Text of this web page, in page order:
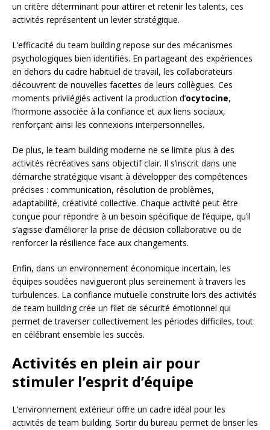
un critère déterminant pour attirer et retenir les talents, ces
activités représentent un levier stratégique.
L’efficacité du team building repose sur des mécanismes
psychologiques bien identifiés. En partageant des expériences
en dehors du cadre habituel de travail, les collaborateurs
découvrent de nouvelles facettes de leurs collègues. Ces
moments privilégiés activent la production d’ocytocine,
l’hormone associée à la confiance et aux liens sociaux,
renforçant ainsi les connexions interpersonnelles.
De plus, le team building moderne ne se limite plus à des
activités récréatives sans objectif clair. Il s’inscrit dans une
démarche stratégique visant à développer des compétences
précises : communication, résolution de problèmes,
adaptabilité, créativité collective. Chaque activité peut être
conçue pour répondre à un besoin spécifique de l’équipe, qu’il
s’agisse d’améliorer la prise de décision collaborative ou de
renforcer la résilience face aux changements.
Enfin, dans un environnement économique incertain, les
équipes soudées navigueront plus sereinement à travers les
turbulences. La confiance mutuelle construite lors des activités
de team building crée un filet de sécurité émotionnel qui
permet de traverser collectivement les périodes difficiles, tout
en célébrant ensemble les succès.
Activités en plein air pour
stimuler l’esprit d’équipe
L’environnement extérieur offre un cadre idéal pour les
activités de team building. Sortir du bureau permet de briser les